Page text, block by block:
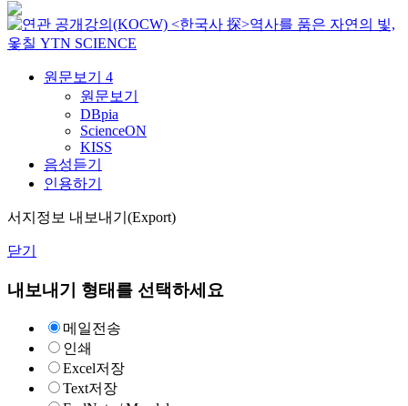
<한국사 探>역사를 품은 자연의 빛,
옻칠 YTN SCIENCE
원문보기 4
원문보기
DBpia
ScienceON
KISS
음성듣기
인용하기
서지정보 내보내기(Export)
닫기
내보내기 형태를 선택하세요
메일전송
인쇄
Excel저장
Text저장